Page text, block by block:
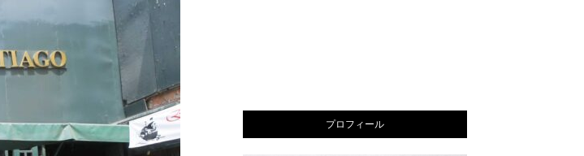
プロフィール